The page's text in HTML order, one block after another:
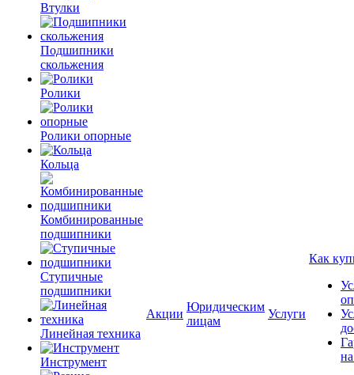
Втулки
Подшипники
скольжения
Ролики
Ролики опорные
Кольца
Комбинированные
подшипники
Ступичные
подшипники
Линейная техника
Инструмент
Акции
Юридическим
лицам
Услуги
Как